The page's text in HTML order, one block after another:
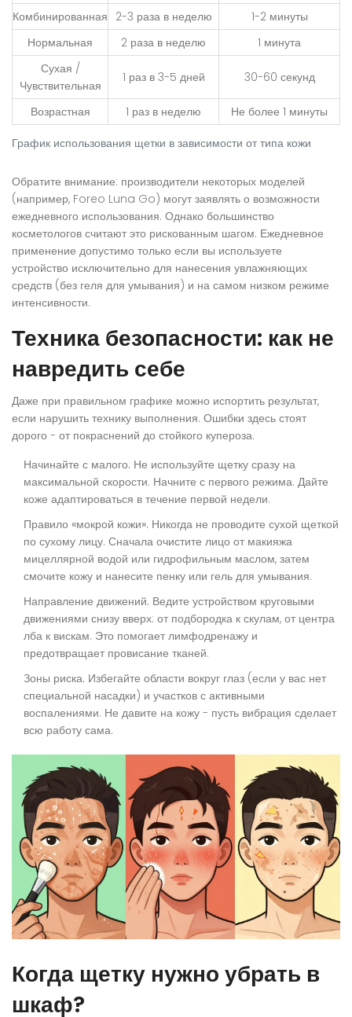
График использования щетки в зависимости от типа кожи
Комбинированная 2-3 раза в неделю
1-2 минуты
Нормальная
2 раза в неделю
1 минута
Сухая /
Чувствительная
1 раз в 3-5 дней 30-60 секунд
Возрастная 1 раз в неделю Не более 1 минуты
Обратите внимание: производители некоторых моделей
(например, Foreo Luna Go) могут заявлять о возможности
ежедневного использования. Однако большинство
косметологов считают это рискованным шагом. Ежедневное
применение допустимо только если вы используете
устройство исключительно для нанесения увлажняющих
средств (без геля для умывания) и на самом низком режиме
интенсивности.
Техника безопасности: как не
навредить себе
Даже при правильном графике можно испортить результат,
если нарушить технику выполнения. Ошибки здесь стоят
дорого - от покраснений до стойкого купероза.
Начинайте с малого. Не используйте щетку сразу на
максимальной скорости. Начните с первого режима. Дайте
коже адаптироваться в течение первой недели.
Правило «мокрой кожи». Никогда не проводите сухой щеткой
по сухому лицу. Сначала очистите лицо от макияжа
мицеллярной водой или гидрофильным маслом, затем
смочите кожу и нанесите пенку или гель для умывания.
Направление движений. Ведите устройством круговыми
движениями снизу вверх: от подбородка к скулам, от центра
лба к вискам. Это помогает лимфодренажу и
предотвращает провисание тканей.
Зоны риска. Избегайте области вокруг глаз (если у вас нет
специальной насадки) и участков с активными
воспалениями. Не давите на кожу - пусть вибрация сделает
всю работу сама.
Когда щетку нужно убрать в
шкаф?